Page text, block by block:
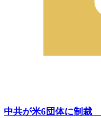
中共が米6団体に制裁